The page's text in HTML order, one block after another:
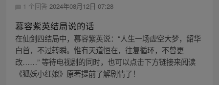
1 个回答 2024年08月12日 07:28
慕容紫英结局说的话
在仙剑四结局中，慕容紫英说：“人生一场虚空大梦，韶华
白首，不过转瞬。惟有天道恒在，往复循环，不曾更
改……” 等待电视剧的同时，也可以点击下方链接来阅读
《狐妖小红娘》原著提前了解剧情了！